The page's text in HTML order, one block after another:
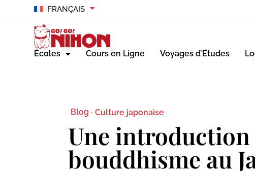
FRANÇAIS
Écoles Cours en Ligne Voyages d’Études
Blog · Culture japonaise
Une introduction
bouddhisme au